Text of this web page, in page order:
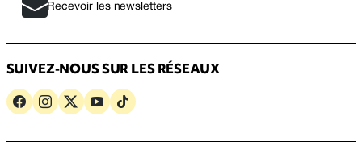
Recevoir les newsletters
SUIVEZ-NOUS SUR LES RÉSEAUX